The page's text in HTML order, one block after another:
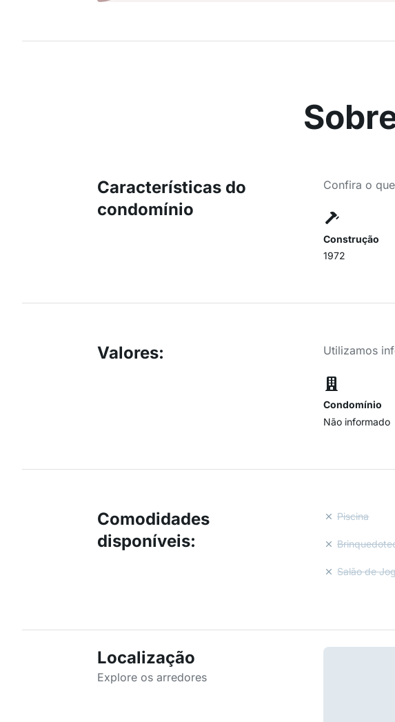
Características do
condomínio
Confira o
Construção
1972
Valores: Utilizamos
Condomínio
Não informado
Comodidades
disponíveis:
Piscina
Salão de
Localização
Explore os arredores